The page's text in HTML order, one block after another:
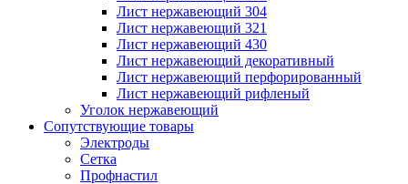
Лист нержавеющий 304
Лист нержавеющий 321
Лист нержавеющий 430
Лист нержавеющий декоративный
Лист нержавеющий перфорированный
Лист нержавеющий рифленый
Уголок нержавеющий
Cопутствующие товары
Электроды
Сетка
Профнастил